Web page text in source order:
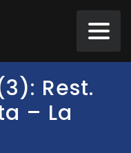
Rest.
– La